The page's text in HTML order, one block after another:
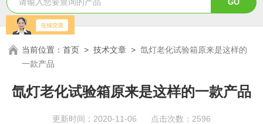
当前位置：首页 >技术文章 >氙灯老化试验箱原来是这样的
一款产品
氙灯老化试验箱原来是这样的一款产品
更新时间：2020-11-06 点击次数：2596